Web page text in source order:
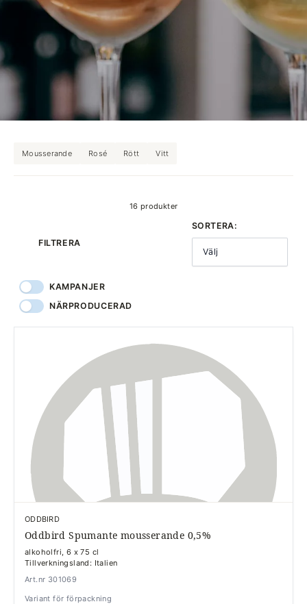
Mousserande Rosé Rött Vitt
16 produkter
FILTRERA
SORTERA:
Välj
KAMPANJER
NÄRPRODUCERAD
ODDBIRD
Oddbird Spumante mousserande 0,5%
alkoholfri, 6 x 75 cl
Tillverkningsland: Italien
Art.nr 301069
Variant för förpackning